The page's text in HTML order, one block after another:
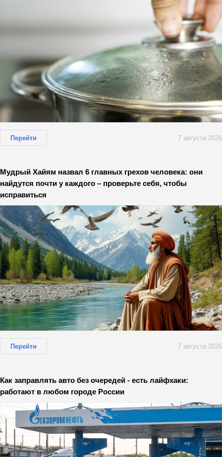
Перейти 7 августа 2026
Мудрый Хайям назвал 6 главных грехов человека: они
найдутся почти у каждого – проверьте себя, чтобы
исправиться
Перейти 7 августа 2026
Как заправлять авто без очередей - есть лайфхаки:
работают в любом городе России